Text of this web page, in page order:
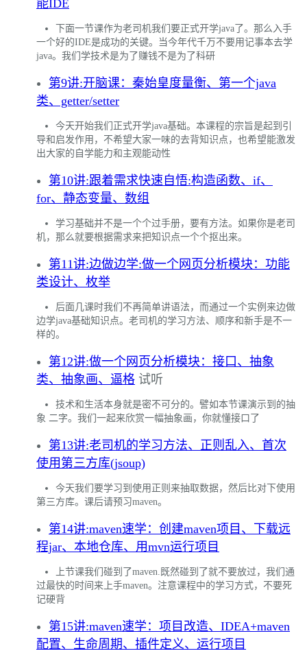
能IDE
下面一节课作为老司机我们要正式开学java了。那么入手
一个好的IDE是成功的关键。当今年代千万不要用记事本去学
java。我们学技术是为了赚钱不是为了科研
第9讲:开脑课：秦始皇度量衡、第一个java
类、getter/setter
今天开始我们正式开学java基础。本课程的宗旨是起到引
导和启发作用，不希望大家一味的去背知识点，也希望能激发
出大家的自学能力和主观能动性
第10讲:跟着需求快速自悟:构造函数、if、
for、静态变量、数组
学习基础并不是一个个过手册，要有方法。如果你是老司
机，那么就要根据需求来把知识点一个个抠出来。
第11讲:边做边学:做一个网页分析模块：功能
类设计、枚举
后面几课时我们不再简单讲语法，而通过一个实例来边做
边学java基础知识点。老司机的学习方法、顺序和新手是不一
样的。
第12讲:做一个网页分析模块：接口、抽象
类、抽象画、逼格 试听
技术和生活本身就是密不可分的。譬如本节课演示到的抽
象 二字。我们一起来欣赏一幅抽象画，你就懂接口了
第13讲:老司机的学习方法、正则乱入、首次
使用第三方库(jsoup)
今天我们要学习到使用正则来抽取数据，然后比对下使用
第三方库。课后请预习maven。
第14讲:maven速学：创建maven项目、下载远
程jar、本地仓库、用mvn运行项目
上节课我们碰到了maven.既然碰到了就不要放过，我们通
过最快的时间来上手maven。注意课程中的学习方式，不要死
记硬背
第15讲:maven速学：项目改造、IDEA+maven
配置、生命周期、插件定义、运行项目